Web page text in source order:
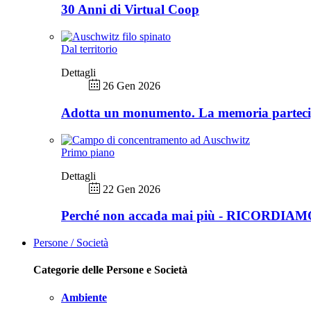
30 Anni di Virtual Coop
Dal territorio
Dettagli
26 Gen 2026
Adotta un monumento. La memoria
Primo piano
Dettagli
22 Gen 2026
Perché non accada mai più -
Persone / Società
Categorie delle Persone e Società
Ambiente